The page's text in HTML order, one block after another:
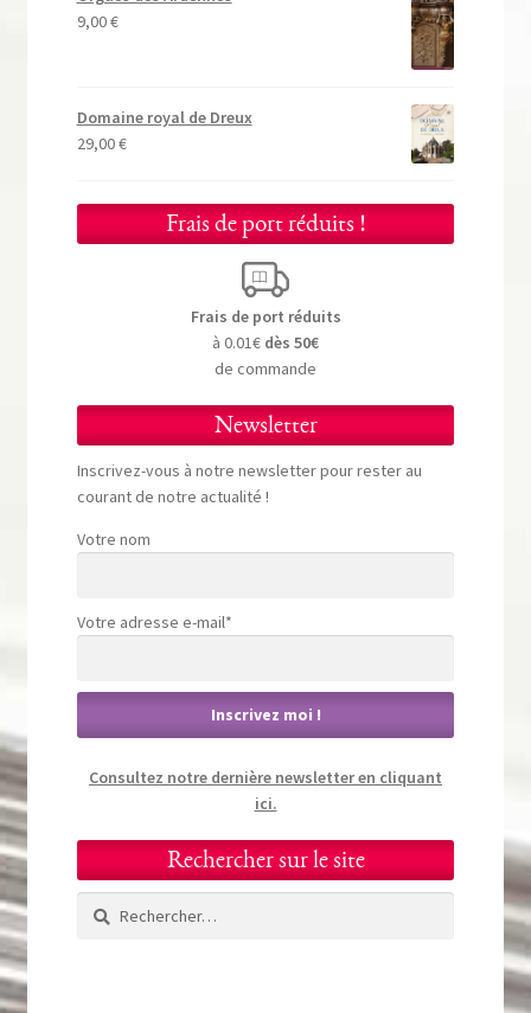
9,00€
Domaine royal de Dreux
29,00€
Frais de port réduits !
Frais de port réduits
à 0.01€ dès 50€
de commande
Newsletter
Inscrivez-vous à notre newsletter pour rester au
courant de notre actualité !
Votre nom
Votre adresse e-mail*
Consultez notre dernière newsletter en cliquant
ici.
Rechercher sur le site
Rechercher :